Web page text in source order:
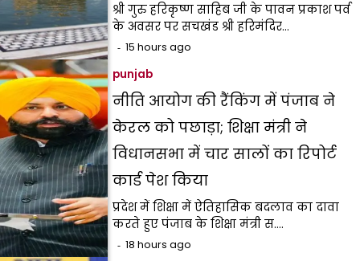
श्री गुरु हरिकृष्ण साहिब जी के पावन प्रकाश पर्व
के अवसर पर सचखंड श्री हरिमंदिर…
15 hours ago
punjab
नीति आयोग की रैंकिंग में पंजाब ने
केरल को पछाड़ा; शिक्षा मंत्री ने
विधानसभा में चार सालों का रिपोर्ट
कार्ड पेश किया
प्रदेश में शिक्षा में ऐतिहासिक बदलाव का दावा
करते हुए पंजाब के शिक्षा मंत्री स.…
18 hours ago